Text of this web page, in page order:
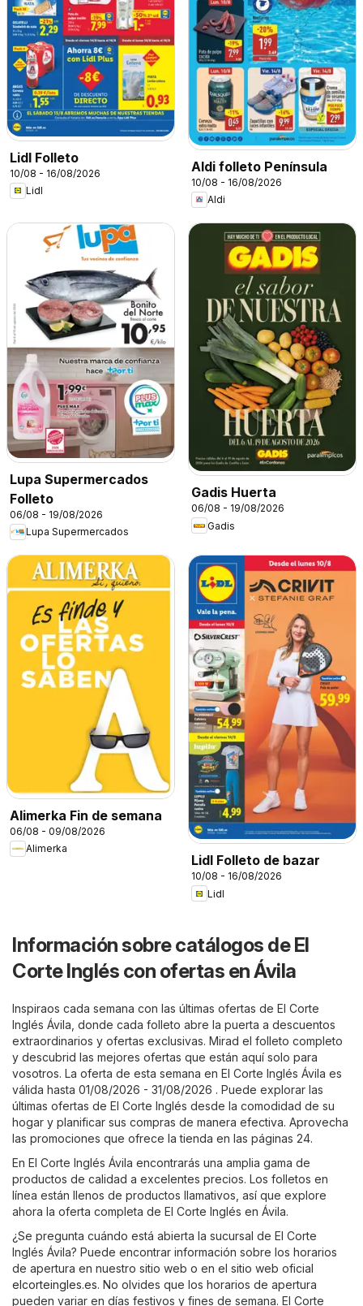
Lidl Folleto
10/08 - 16/08/2026
Lidl
Aldi folleto Península
10/08 - 16/08/2026
Aldi
Lupa Supermercados
Folleto
06/08 - 19/08/2026
Lupa Supermercados
Gadis Huerta
06/08 - 19/08/2026
Gadis
Alimerka Fin de semana
06/08 - 09/08/2026
Alimerka
Lidl Folleto de bazar
10/08 - 16/08/2026
Lidl
Información sobre catálogos de El
Corte Inglés con ofertas en Ávila
Inspiraos cada semana con las últimas ofertas de El Corte
Inglés Ávila, donde cada folleto abre la puerta a descuentos
extraordinarios y ofertas exclusivas. Mirad el folleto completo
y descubrid las mejores ofertas que están aquí solo para
vosotros. La oferta de esta semana en El Corte Inglés Ávila es
válida hasta 01/08/2026 - 31/08/2026 . Puede explorar las
últimas ofertas de El Corte Inglés desde la comodidad de su
hogar y planificar sus compras de manera efectiva. Aprovecha
las promociones que ofrece la tienda en las páginas 24.
En El Corte Inglés Ávila encontrarás una amplia gama de
productos de calidad a excelentes precios. Los folletos en
línea están llenos de productos llamativos, así que explore
ahora la oferta completa de El Corte Inglés en Ávila.
¿Se pregunta cuándo está abierta la sucursal de El Corte
Inglés Ávila? Puede encontrar información sobre los horarios
de apertura en nuestro sitio web o en el sitio web oficial
elcorteingles.es. No olvides que los horarios de apertura
pueden variar en días festivos y fines de semana. El Corte